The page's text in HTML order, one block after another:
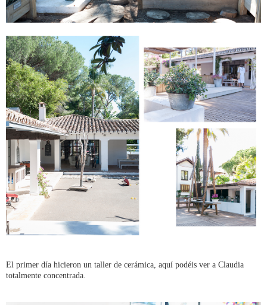
El primer día hicieron un taller de cerámica, aquí podéis ver a Claudia
totalmente concentrada.